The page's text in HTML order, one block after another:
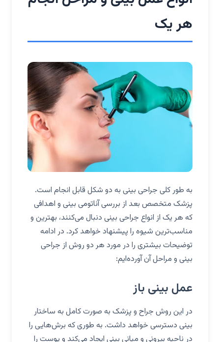
هر یک
به طور کلی جراحی بینی به دو شکل قابل انجام است.
پزشک متخصص بعد از بررسی آناتومی بینی و اهدافی
که هر یک از انواع جراحی بینی دنبال می‌کنند، بهترین و
مناسب‌ترین شیوه را پیشنهاد خواهد کرد. در ادامه
توضیحات بیشتری را در مورد هر دو روش از جراحی
بینی و مراحل آن آورده‌ایم:
عمل بینی باز
در این روش جراح و پزشک به صورت کامل به ساختار
بینی دسترسی خواهد داشت. به طوری که برش‌هایی را
در ناحیه بیرونی و میانی بینی ایجاد می‌کند و پوست را